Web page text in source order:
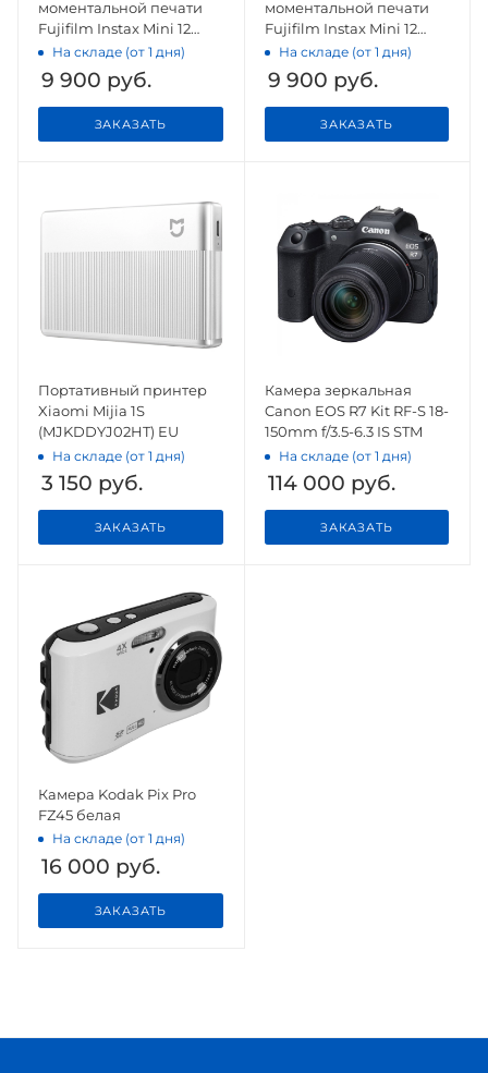
моментальной печати
Fujifilm Instax Mini 12
Mint Green
На складе (от 1 дня)
9 900 руб.
ЗАКАЗАТЬ
моментальной печати
Fujifilm Instax Mini 12
Lilac Purple
На складе (от 1 дня)
9 900 руб.
ЗАКАЗАТЬ
Портативный принтер
Xiaomi Mijia 1S
(MJKDDYJ02HT) EU
На складе (от 1 дня)
3 150 руб.
ЗАКАЗАТЬ
Камера зеркальная
Canon EOS R7 Kit RF-S 18-
150mm f/3.5-6.3 IS STM
На складе (от 1 дня)
114 000 руб.
ЗАКАЗАТЬ
Камера Kodak Pix Pro
FZ45 белая
На складе (от 1 дня)
16 000 руб.
ЗАКАЗАТЬ